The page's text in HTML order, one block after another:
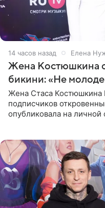
14 часов назад Елена
Жена Костюшкина
бикини: «Не
Жена Стаса Костюшкина
подписчиков
опубликовала на личной